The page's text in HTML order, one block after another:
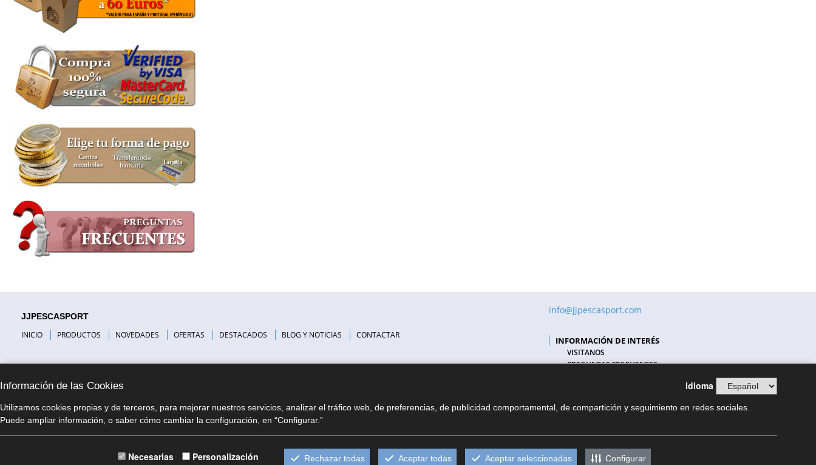
JJPESCASPORT
INICIO PRODUCTOS NOVEDADES OFERTAS DESTACADOS BLOG Y NOTICIAS CONTACTAR
info@jjpescasport.com
INFORMACIÓN DE INTERÉS
VISITANOS
PREGUNTAS FRECUENTES
BLOG PESCA COSTA BRAVA
Información de las Cookies Idioma
Utilizamos cookies propias y de terceros, para mejorar nuestros servicios, analizar el tráfico web, de preferencias, de publicidad comportamental, de compartición y seguimiento en redes sociales.
Puede ampliar información, o saber cómo cambiar la configuración, en “Configurar.”
Necesarias Personalización Rechazar todas Aceptar todas Aceptar seleccionadas Configurar